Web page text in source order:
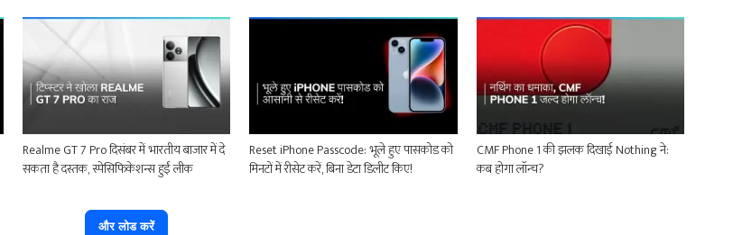
Realme GT 7 Pro दिसंबर में भारतीय बाजार में दे
सकता है दस्तक, स्पेसिफिकेशन्स हुईं लीक
Reset iPhone Passcode: भूले हुए पासकोड को
मिनटों में रीसेट करें, बिना डेटा डिलीट किए!
CMF Phone 1 की झलक दिखाई Nothing ने:
कब होगा लॉन्च?
और लोड करें